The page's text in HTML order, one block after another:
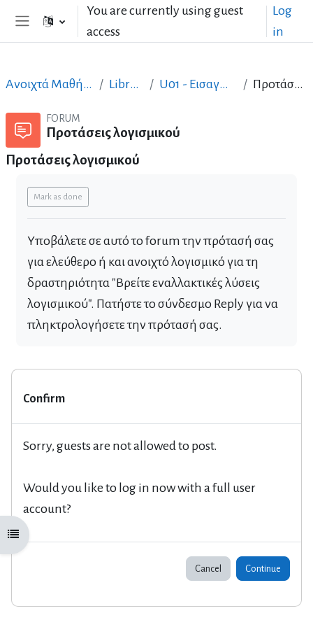
Skip to main contentYou are currently using guest
access
Log
in
Open course index
Ανοιχτά Μαθήματα στα Ελληνικά LibreOffice_GR U01 - Εισαγωγή στο LibreOffice Προτάσεις λογισμικού
FORUM
Προτάσεις λογισμικού
Προτάσεις λογισμικού
Completion requirements
Mark as done
Υποβάλετε σε αυτό το forum την πρότασή σας
για ελεύθερο ή και ανοιχτό λογισμικό για τη
δραστηριότητα "Βρείτε εναλλακτικές λύσεις
λογισμικού". Πατήστε το σύνδεσμο Reply για να
πληκτρολογήσετε την πρότασή σας.
Confirm
Sorry, guests are not allowed to post.
Would you like to log in now with a full user
account?
Cancel Continue